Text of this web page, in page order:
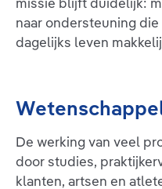
naar ondersteuning
dagelijks leven
De werking van veel
door studies,
klanten, artsen en